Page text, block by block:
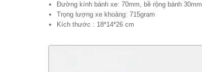
Đường kính bánh xe: 70mm, bề rộng bánh 30mm
Trọng lượng xe khoảng: 715gram
Kích thước : 18*14*26 cm